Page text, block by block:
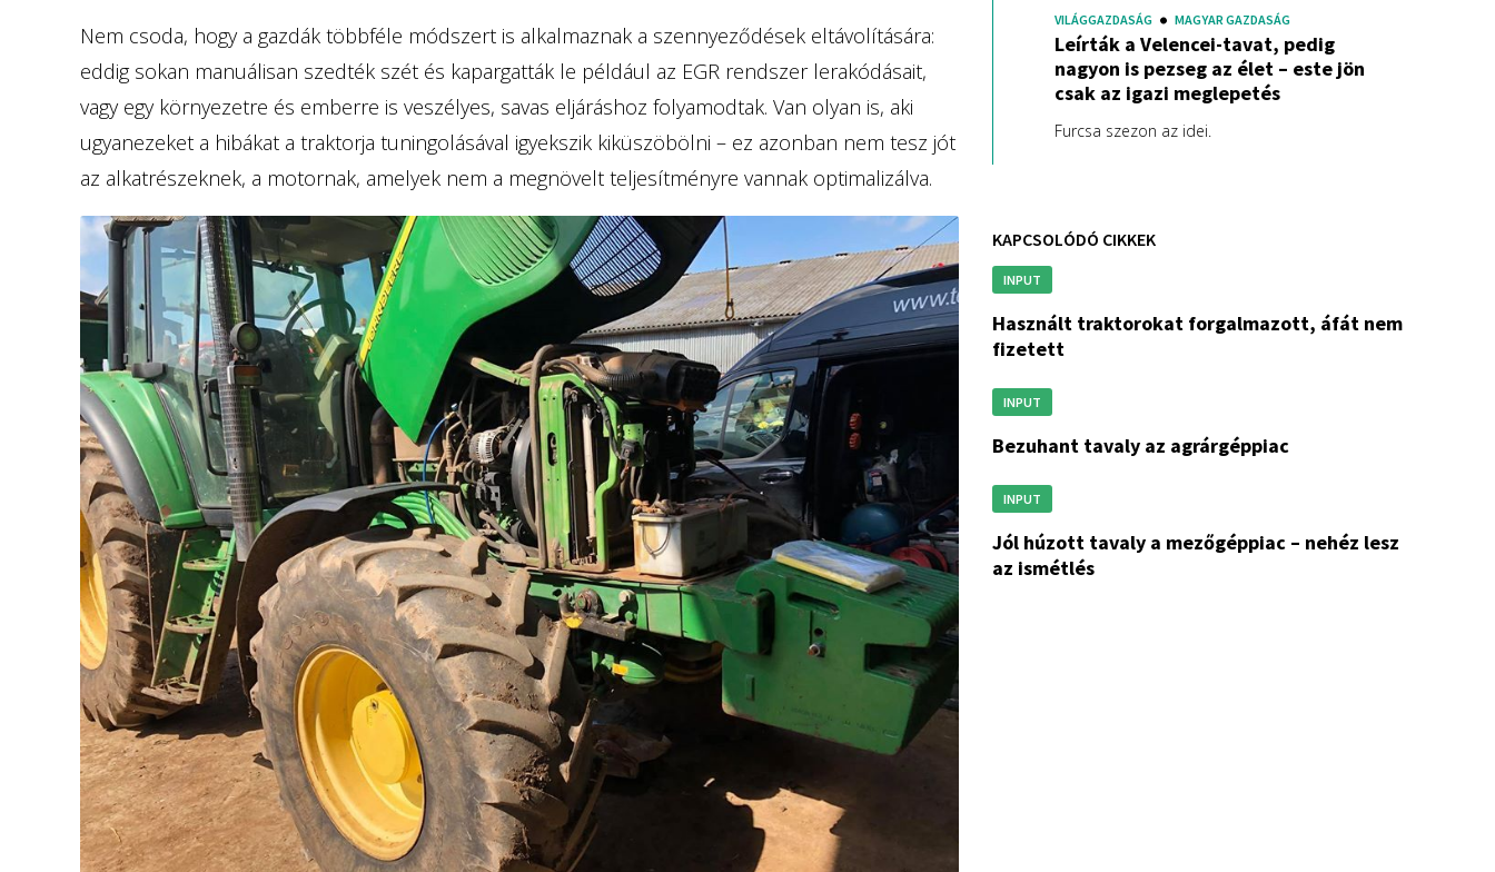
Nem csoda, hogy a gazdák többféle módszert is alkalmaznak a szennyeződések eltávolítására:
eddig sokan manuálisan szedték szét és kapargatták le például az EGR rendszer lerakódásait,
vagy egy környezetre és emberre is veszélyes, savas eljáráshoz folyamodtak. Van olyan is, aki
ugyanezeket a hibákat a traktorja tuningolásával igyekszik kiküszöbölni – ez azonban nem tesz jót
az alkatrészeknek, a motornak, amelyek nem a megnövelt teljesítményre vannak optimalizálva.
VILÁGGAZDASÁG MAGYAR GAZDASÁG
Leírták a Velencei-tavat, pedig
nagyon is pezseg az élet – este jön
csak az igazi meglepetés
Furcsa szezon az idei.
KAPCSOLÓDÓ CIKKEK
INPUT
használt traktorokat forgalmazott, áfát nem
fizetett
INPUT
bezuhant tavaly az agrárgéppiac
INPUT
jól húzott tavaly a mezőgéppiac – nehéz lesz
az ismétlés